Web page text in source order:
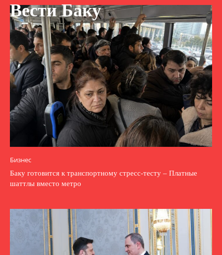
Вести Баку
Бизнес
Баку готовится к транспортному стресс-тесту – Платные
шаттлы вместо метро